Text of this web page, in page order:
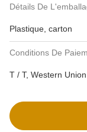
Détails De
Plastique, carton
Conditions De
T / T, Western Union